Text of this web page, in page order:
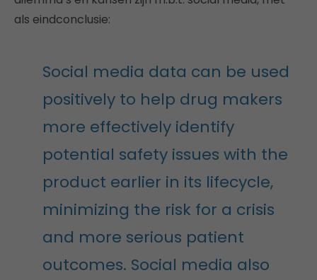
als eindconclusie:
Social media data can be used
positively to help drug makers
more effectively identify
potential safety issues with the
product earlier in its lifecycle,
minimizing the risk for a crisis
and more serious patient
outcomes. Social media also